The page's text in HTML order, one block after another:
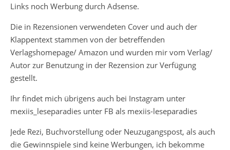
Links noch Werbung durch Adsense.
Die in Rezensionen verwendeten Cover und auch der
Klappentext stammen von der betreffenden
Verlagshomepage/ Amazon und wurden mir vom Verlag/
Autor zur Benutzung in der Rezension zur Verfügung
gestellt.
Ihr findet mich übrigens auch bei Instagram unter
mexiis_leseparadies unter FB als mexiis-leseparadies
Jede Rezi, Buchvorstellung oder Neuzugangspost, als auch
die Gewinnspiele sind keine Werbungen, ich bekomme